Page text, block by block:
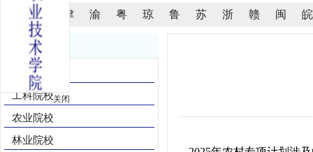
沪 津 渝 粤 琼 鲁 苏 浙 赣 闽 皖
院校导航
综合院校
工科院校
农业院校
林业院校
关闭